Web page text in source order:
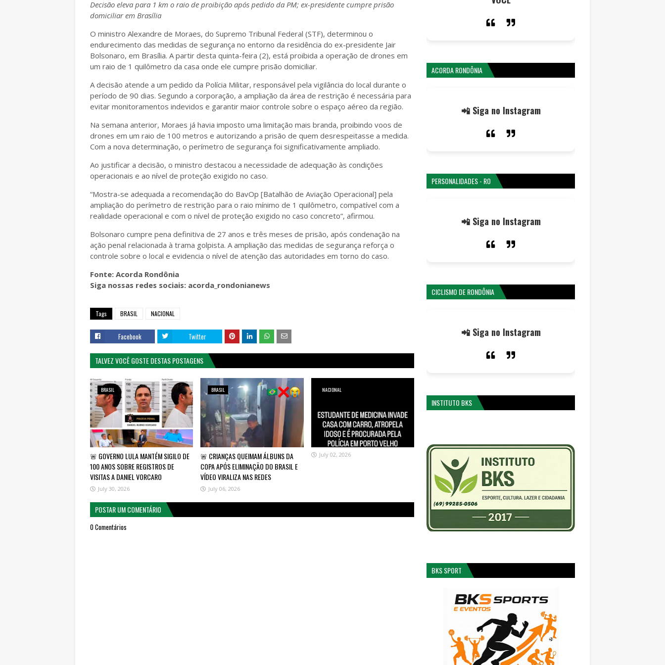
Decisão eleva para 1 km o raio de proibição após pedido da PM; ex-presidente cumpre prisão
domiciliar em Brasília
O ministro Alexandre de Moraes, do Supremo Tribunal Federal (STF), determinou o
endurecimento das medidas de segurança no entorno da residência do ex-presidente Jair
Bolsonaro, em Brasília. A partir desta quinta-feira (2), está proibida a operação de drones em
um raio de 1 quilômetro da casa onde ele cumpre prisão domiciliar.
A decisão atende a um pedido da Polícia Militar, responsável pela vigilância do local durante o
período de 90 dias. Segundo a corporação, a ampliação da área de restrição é necessária para
evitar monitoramentos indevidos e garantir maior controle sobre o espaço aéreo da região.
Na semana anterior, Moraes já havia imposto uma limitação mais branda, proibindo voos de
drones em um raio de 100 metros e autorizando a prisão de quem desrespeitasse a medida.
Com a nova determinação, o perímetro de segurança foi significativamente ampliado.
Ao justificar a decisão, o ministro destacou a necessidade de adequação às condições
operacionais e ao nível de proteção exigido no caso.
“Mostra-se adequada a recomendação do BavOp [Batalhão de Aviação Operacional] pela
ampliação do perímetro de restrição para o raio mínimo de 1 quilômetro, compatível com a
realidade operacional e com o nível de proteção exigido no caso concreto”, afirmou.
Bolsonaro cumpre pena definitiva de 27 anos e três meses de prisão, após condenação na
ação penal relacionada à trama golpista. A ampliação das medidas de segurança reforça o
controle sobre o local e evidencia o nível de atenção das autoridades em torno do caso.
Fonte: Acorda Rondônia
Siga nossas redes sociais: acorda_rondonianews
Tags BRASIL NACIONAL
Facebook Twitter
TALVEZ VOCÊ GOSTE DESTAS POSTAGENS
BRASIL
🚨 GOVERNO LULA MANTÉM SIGILO DE
100 ANOS SOBRE REGISTROS DE
VISITAS A DANIEL VORCARO
July 30, 2026
BRASIL
🚨 CRIANÇAS QUEIMAM ÁLBUNS DA
COPA APÓS ELIMINAÇÃO DO BRASIL E
VÍDEO VIRALIZA NAS REDES
July 06, 2026
NACIONAL
July 02, 2026
POSTAR UM COMENTÁRIO
0 Comentários
ACORDA RONDÔNIA
📲 Siga no Instagram
PERSONALIDADES - RO
📲 Siga no Instagram
CICLISMO DE RONDÔNIA
📲 Siga no Instagram
INSTITUTO BKS
BKS SPORT